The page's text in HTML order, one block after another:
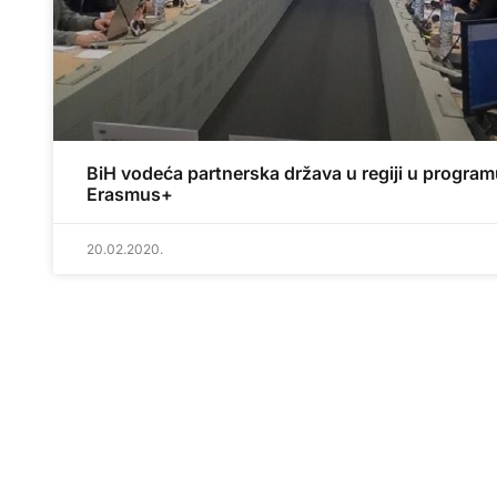
BiH vodeća partnerska država u regiji u
Erasmus+
20.02.2020.